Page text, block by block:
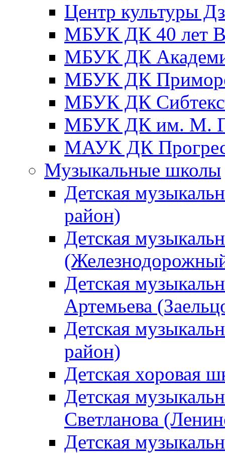
Центр культуры
МБУК ДК 40 лет
МБУК ДК
МБУК ДК
МБУК ДК
МБУК ДК им. М.
МАУК ДК
Музыкальные школы
Детская
район)
Детская
Детская
Артемьева
Детская
район)
Детская хоровая
Детская
Светланова
Детская